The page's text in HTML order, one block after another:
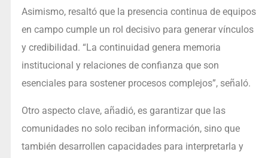
Asimismo, resaltó que la presencia continua de equipos
en campo cumple un rol decisivo para generar vínculos
y credibilidad. “La continuidad genera memoria
institucional y relaciones de confianza que son
esenciales para sostener procesos complejos”, señaló.
Otro aspecto clave, añadió, es garantizar que las
comunidades no solo reciban información, sino que
también desarrollen capacidades para interpretarla y